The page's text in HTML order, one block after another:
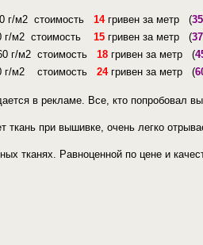
г/м2 стоимость 14гривен за метр (
г/м2 стоимость 15гривен за метр (
г/м2 стоимость 18гривен за метр (
г/м2 стоимость 24гривен за метр (
в рекламе. Все, кто попробовал
при вышивке, очень легко
тканях. Равноценной по цене и